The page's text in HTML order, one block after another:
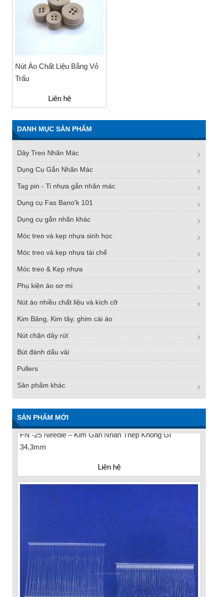
Nút Áo Chất Liệu Bằng Vỏ
Trấu
Liên hệ
DANH MỤC SẢN PHẨM
Dây Treo Nhãn Mác
Dụng Cụ Gắn Nhãn Mác
Tag pin - Ti nhựa gắn nhãn mác
Dụng cụ Fas Bano'k 101
Dụng cụ gắn nhãn khác
Móc treo và kẹp nhựa sinh học
Móc treo và kẹp nhựa tái chế
Móc treo & Kẹp nhựa
Phụ kiện áo sơ mi
Nút áo nhiều chất liệu và kích cỡ
Kim Băng, Kim tây, ghim cài áo
Nút chặn dây rút
Bút đánh dấu vải
Pullers
Sản phẩm khác
SẢN PHẨM MỚI
FN -25 Needle – Kim Gắn Nhãn Thép Không Gỉ
34.3mm